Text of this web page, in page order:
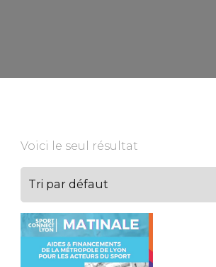
Voici le seul résultat